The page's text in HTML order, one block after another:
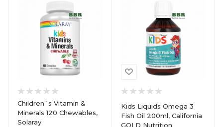
Children`s Vitamin &
Minerals 120 Chewables,
Solaray
Kids Liquids Omega 3
Fish Oil 200ml, California
GOLD Nutrition